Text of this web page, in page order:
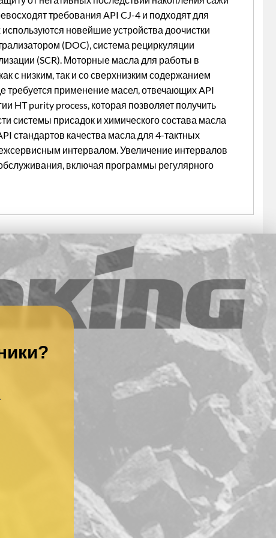
требования API CJ-4 и подходят для
новейшие устройства доочистки
(DOC), система рециркуляции
(SCR). Моторные масла для работы в
с низким, так и со сверхнизким содержанием
требуется применение масел, отвечающих API
HT purity process, которая позволяет получить
системы присадок и химического состава масла
стандартов качества масла для 4-тактных
интервалом. Увеличение интервалов
включая программы регулярного